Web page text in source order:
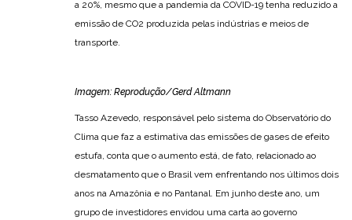
a 20%, mesmo que a pandemia da COVID-19 tenha reduzido a
emissão de CO2 produzida pelas indústrias e meios de
transporte.
Imagem: Reprodução/Gerd Altmann
Tasso Azevedo, responsável pelo sistema do Observatório do
Clima que faz a estimativa das emissões de gases de efeito
estufa, conta que o aumento está, de fato, relacionado ao
desmatamento que o Brasil vem enfrentando nos últimos dois
anos na Amazônia e no Pantanal. Em junho deste ano, um
grupo de investidores envidou uma carta ao governo